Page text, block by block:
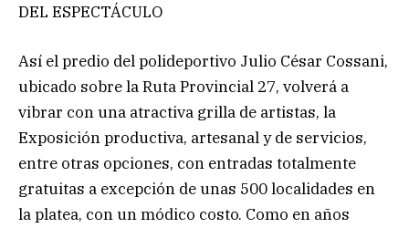
DEL ESPECTÁCULO
Así el predio del polideportivo Julio César Cossani,
ubicado sobre la Ruta Provincial 27, volverá a
vibrar con una atractiva grilla de artistas, la
Exposición productiva, artesanal y de servicios,
entre otras opciones, con entradas totalmente
gratuitas a excepción de unas 500 localidades en
la platea, con un módico costo. Como en años